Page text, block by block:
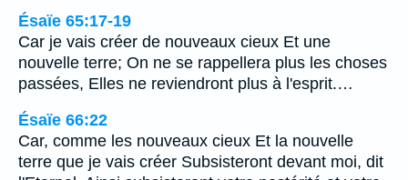
Ésaïe 65:17-19
Car je vais créer de nouveaux cieux Et une
nouvelle terre; On ne se rappellera plus les choses
passées, Elles ne reviendront plus à l'esprit.…
Ésaïe 66:22
Car, comme les nouveaux cieux Et la nouvelle
terre que je vais créer Subsisteront devant moi, dit